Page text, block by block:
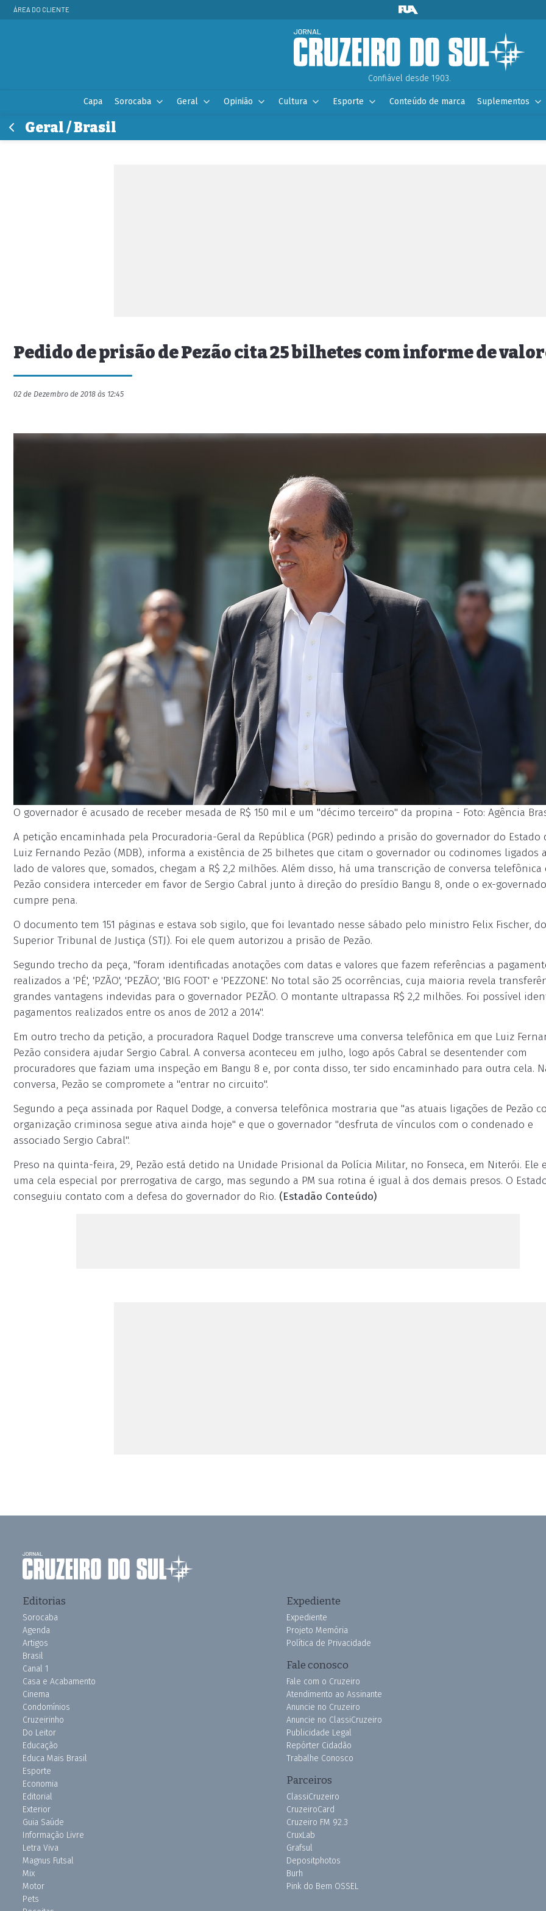
ÁREA DO CLIENTE
Confiável desde 1903.
Capa Sorocaba Geral Opinião Cultura Esporte Conteúdo de marca Suplementos
Geral / Brasil
Pedido de prisão de Pezão cita 25 bilhetes com informe de
02 de Dezembro de 2018 às 12:45
O governador é acusado de receber mesada de R$ 150 mil e um "décimo terceiro" da propina - Foto: Agência
A petição encaminhada pela Procuradoria-Geral da República (PGR) pedindo a prisão do governador do Estado
Luiz Fernando Pezão (MDB), informa a existência de 25 bilhetes que citam o governador ou codinomes ligados
lado de valores que, somados, chegam a R$ 2,2 milhões. Além disso, há uma transcrição de conversa telefônica
Pezão considera interceder em favor de Sergio Cabral junto à direção do presídio Bangu 8, onde o ex-
cumpre pena.
O documento tem 151 páginas e estava sob sigilo, que foi levantado nesse sábado pelo ministro Felix Fischer, do
Superior Tribunal de Justiça (STJ). Foi ele quem autorizou a prisão de Pezão.
Segundo trecho da peça, "foram identificadas anotações com datas e valores que fazem referências a
realizados a 'PÉ', 'PZÃO', 'PEZÃO', 'BIG FOOT' e 'PEZZONE'. No total são 25 ocorrências, cuja maioria revela
grandes vantagens indevidas para o governador PEZÃO. O montante ultrapassa R$ 2,2 milhões. Foi possível
pagamentos realizados entre os anos de 2012 a 2014".
Em outro trecho da petição, a procuradora Raquel Dodge transcreve uma conversa telefônica em que Luiz
Pezão considera ajudar Sergio Cabral. A conversa aconteceu em julho, logo após Cabral se desentender com
procuradores que faziam uma inspeção em Bangu 8 e, por conta disso, ter sido encaminhado para outra cela.
conversa, Pezão se compromete a "entrar no circuito".
Segundo a peça assinada por Raquel Dodge, a conversa telefônica mostraria que "as atuais ligações de Pezão
organização criminosa segue ativa ainda hoje" e que o governador "desfruta de vínculos com o condenado e
associado Sergio Cabral".
Preso na quinta-feira, 29, Pezão está detido na Unidade Prisional da Polícia Militar, no Fonseca, em Niterói. Ele
uma cela especial por prerrogativa de cargo, mas segundo a PM sua rotina é igual à dos demais presos. O
conseguiu contato com a defesa do governador do Rio. (Estadão Conteúdo)
Editorias
Sorocaba
Agenda
Artigos
Brasil
Canal 1
Casa e Acabamento
Cinema
Condomínios
Cruzeirinho
Do Leitor
Educação
Educa Mais Brasil
Esporte
Economia
Editorial
Exterior
Guia Saúde
Informação Livre
Letra Viva
Magnus Futsal
Mix
Motor
Pets
Expediente
Expediente
Projeto Memória
Política de Privacidade
Fale conosco
Fale com o Cruzeiro
Atendimento ao Assinante
Anuncie no Cruzeiro
Anuncie no ClassiCruzeiro
Publicidade Legal
Repórter Cidadão
Trabalhe Conosco
Parceiros
ClassiCruzeiro
CruzeiroCard
Cruzeiro FM 92.3
CruxLab
Grafsul
Depositphotos
Burh
Pink do Bem OSSEL